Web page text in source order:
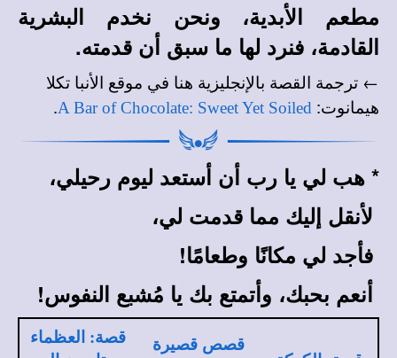
مطعم الأبدية، ونحن نخدم البشرية
القادمة، فنرد لها ما سبق أن قدمته.
← ترجمة القصة بالإنجليزية هنا في موقع الأنبا تكلا
هيمانوت:
A Bar of Chocolate: Sweet Yet Soiled
.
* هب لي يا رب أن أستعد ليوم رحيلي،
لأنقل إليك مما قدمت لي،
فأجد لي مكانًا وطعامًا!
أنعم بحبك، وأتمتع بك يا مُشبع النفوس!
قصص قصيرة
قصة: العظماء